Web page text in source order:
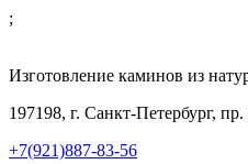
;
Изготовление каминов из
197198, г. Санкт-Петербург,
+7(921)887-83-56